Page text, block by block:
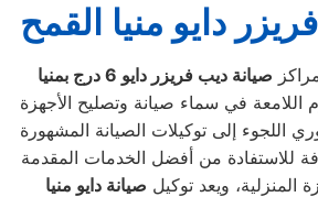
دايو منيا القمح
صيانة ديب فريزر دايو
درج بمنيا
اللامعة في سماء صيانة وتصليح الأجهزة
اللجوء إلى توكيلات الصيانة المشهورة
للاستفادة من أفضل الخدمات المقدمة
المنزلية، ويعد توكيل صيانة دايو منيا